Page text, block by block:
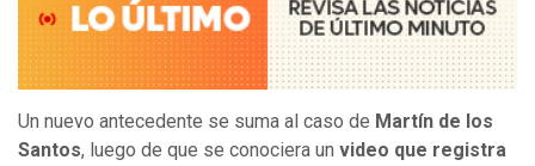
Un nuevo antecedente se suma al caso de Martín de los
Santos, luego de que se conociera un video que registra